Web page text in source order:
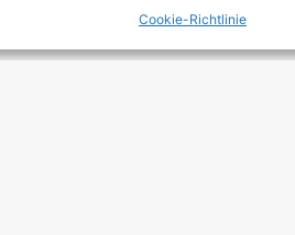
Cookie-Richtlinie